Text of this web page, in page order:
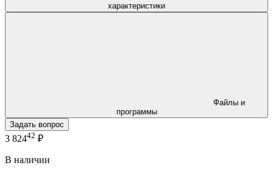
характеристики
программы
Задать вопрос
3 82442 ₽
В наличии